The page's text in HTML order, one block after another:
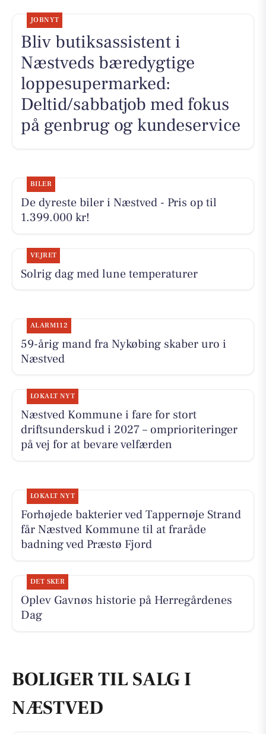
JOBNYT
Bliv butiksassistent i
Næstveds bæredygtige
loppesupermarked:
Deltid/sabbatjob med fokus
på genbrug og kundeservice
BILER
De dyreste biler i Næstved - Pris op til
1.399.000 kr!
VEJRET
Solrig dag med lune temperaturer
ALARM112
59-årig mand fra Nykøbing skaber uro i
Næstved
LOKALT NYT
Næstved Kommune i fare for stort
driftsunderskud i 2027 – omprioriteringer
på vej for at bevare velfærden
LOKALT NYT
Forhøjede bakterier ved Tappernøje Strand
får Næstved Kommune til at fraråde
badning ved Præstø Fjord
DET SKER
Oplev Gavnøs historie på Herregårdenes
Dag
BOLIGER TIL SALG I
NÆSTVED